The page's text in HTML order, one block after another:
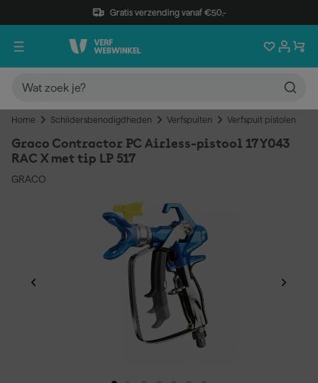
Gratis verzending vanaf €50,-
Home Schildersbenodigdheden Verfspuiten Verfspuit pistolen
Graco Contractor PC Airless-pistool 17Y043
RAC X met tip LP 517
GRACO